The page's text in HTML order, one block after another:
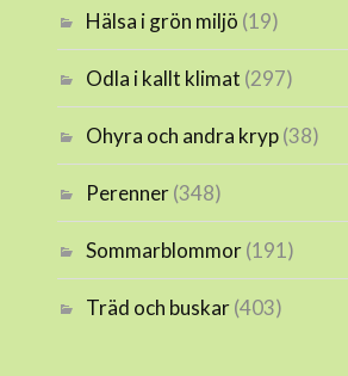
Hälsa i grön miljö (19)
Odla i kallt klimat (297)
Ohyra och andra kryp(38)
Perenner(348)
Sommarblommor(191)
Träd och buskar(403)